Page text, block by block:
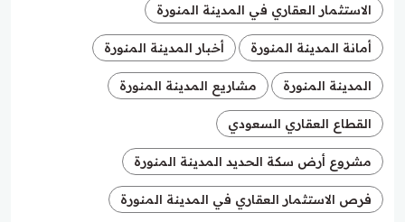
الاستثمار العقاري في المدينة المنورة
أمانة المدينة المنورة أخبار المدينة المنورة
المدينة المنورة مشاريع المدينة المنورة
القطاع العقاري السعودي
مشروع أرض سكة الحديد المدينة المنورة
فرص الاستثمار العقاري في المدينة المنورة